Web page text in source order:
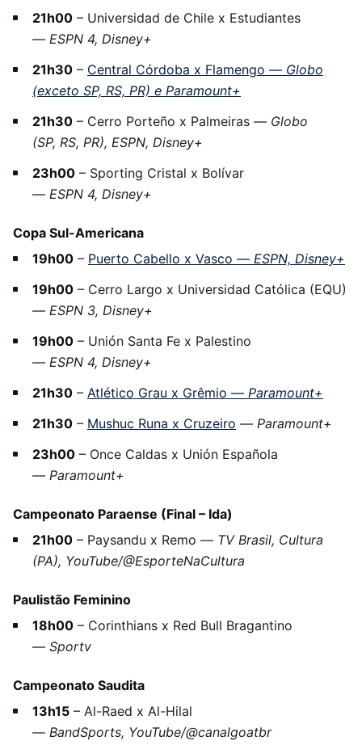
21h00 – Universidad de Chile x Estudiantes
— ESPN 4, Disney+
21h30 – Central Córdoba x Flamengo — Globo
(exceto SP, RS, PR) e Paramount+
21h30 – Cerro Porteño x Palmeiras — Globo
(SP, RS, PR), ESPN, Disney+
23h00 – Sporting Cristal x Bolívar
— ESPN 4, Disney+
Copa Sul-Americana
19h00 – Puerto Cabello x Vasco — ESPN, Disney+
19h00 – Cerro Largo x Universidad Católica (EQU)
— ESPN 3, Disney+
19h00 – Unión Santa Fe x Palestino
— ESPN 4, Disney+
21h30 – Atlético Grau x Grêmio — Paramount+
21h30 – Mushuc Runa x Cruzeiro — Paramount+
23h00 – Once Caldas x Unión Española
— Paramount+
Campeonato Paraense (Final – Ida)
21h00 – Paysandu x Remo — TV Brasil, Cultura
(PA), YouTube/@EsporteNaCultura
Paulistão Feminino
18h00 – Corinthians x Red Bull Bragantino
— Sportv
Campeonato Saudita
13h15 – Al-Raed x Al-Hilal
— BandSports, YouTube/@canalgoatbr